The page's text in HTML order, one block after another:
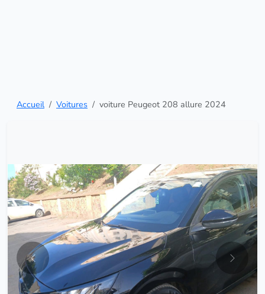
Accueil Voitures voiture Peugeot 208 allure 2024